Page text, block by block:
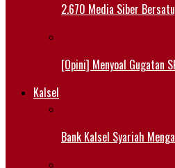
2.670 Media Siber
[Opini] Menyoal Gugatan
Kalsel
Bank Kalsel Syariah